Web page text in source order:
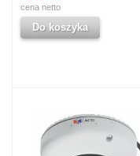
cena netto
Do koszyka